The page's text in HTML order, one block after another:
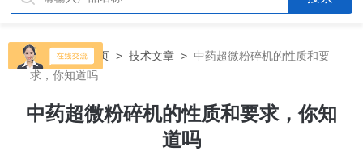
当前位置：首页 >技术文章 >中药超微粉碎机的性质和要
求，你知道吗
中药超微粉碎机的性质和要求，你知
道吗